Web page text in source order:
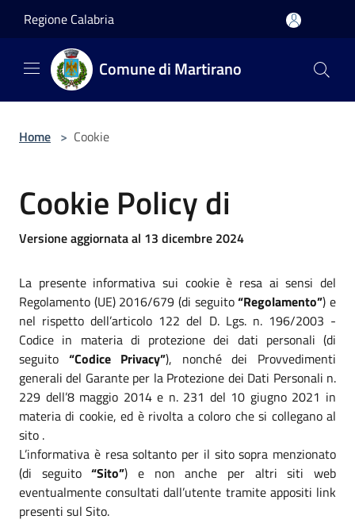
Regione Calabria
Comune di Martirano
Home > Cookie
Cookie Policy di
Versione aggiornata al 13 dicembre 2024
La presente informativa sui cookie è resa ai sensi del
Regolamento (UE) 2016/679 (di seguito“Regolamento”) e
nel rispetto dell’articolo 122 del D. Lgs. n. 196/2003 -
Codice in materia di protezione dei dati personali (di
seguito “Codice Privacy”), nonché dei Provvedimenti
generali del Garante per la Protezione dei Dati Personali n.
229 dell’8 maggio 2014 e n. 231 del 10 giugno 2021 in
materia di cookie, ed è rivolta a coloro che si collegano al
sito .
L’informativa è resa soltanto per il sito sopra menzionato
(di seguito“Sito”) e non anche per altri siti web
eventualmente consultati dall’utente tramite appositi link
presenti sul Sito.